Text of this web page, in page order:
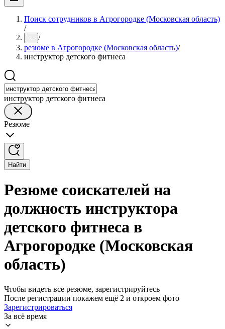
Поиск сотрудников в Агрогородке (Московская область)
/
... /
резюме в Агрогородке (Московская область)/
инструктор детского фитнеса
инструктор детского фитнеса
Резюме
Найти
Резюме соискателей на
должность инструктора
детского фитнеса в
Агрогородке (Московская
область)
Чтобы видеть все резюме, зарегистрируйтесь
После регистрации покажем ещё 2 и откроем фото
Зарегистрироваться
За всё время